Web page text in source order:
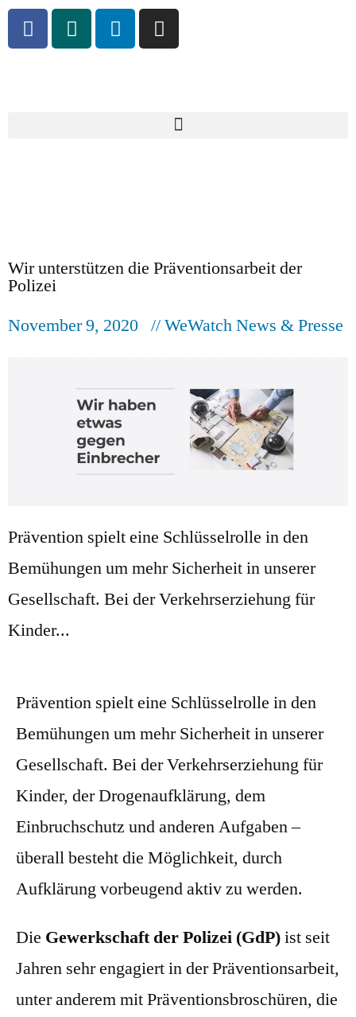
Wir unterstützen die Präventionsarbeit der
Polizei
November 9, 2020 // WeWatch News & Presse
Prävention spielt eine Schlüsselrolle in den
Bemühungen um mehr Sicherheit in unserer
Gesellschaft. Bei der Verkehrserziehung für
Kinder...
Prävention spielt eine Schlüsselrolle in den
Bemühungen um mehr Sicherheit in unserer
Gesellschaft. Bei der Verkehrserziehung für
Kinder, der Drogenaufklärung, dem
Einbruchschutz und anderen Aufgaben –
überall besteht die Möglichkeit, durch
Aufklärung vorbeugend aktiv zu werden.
Die Gewerkschaft der Polizei (GdP)ist seit
Jahren sehr engagiert in der Präventionsarbeit,
unter anderem mit Präventionsbroschüren, die